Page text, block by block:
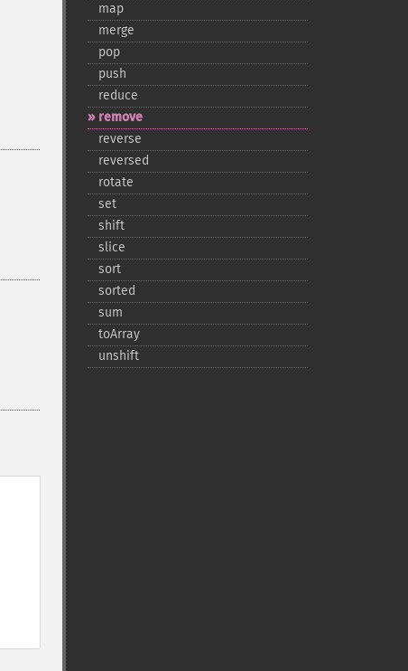
map
merge
pop
push
reduce
remove
reverse
reversed
rotate
set
shift
slice
sort
sorted
sum
toArray
unshift